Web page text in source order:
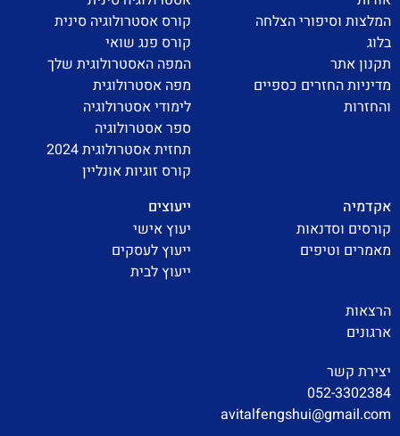
המלצות וסיפורי הצלחה
בלוג
תקנון אתר
מדיניות החזרים כספיים
והחזרות
קורס אסטרולוגיה סינית
קורס פנג שואי
המפה האסטרולוגית שלך
מפה אסטרולוגית
לימודי אסטרולוגיה
ספר אסטרולוגיה
תחזית אסטרולוגית 2024
קורס זוגיות אונליין
אקדמיה
קורסים וסדנאות
מאמרים וטיפים
ייעוצים
יעוץ אישי
ייעוץ לעסקים
ייעוץ לבית
הרצאות
ארגונים
יצירת קשר
052-3302384
avitalfengshui@gmail.com